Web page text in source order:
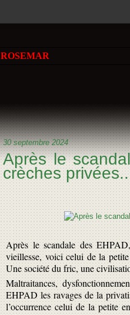
ROSEMAR
30 septembre 2024
Après le
crèches
Après le scandale des
vieillesse, voici celui de la
Une société du fric, une
Maltraitances,
EHPAD les ravages de la
l’occurrence celui de la petite